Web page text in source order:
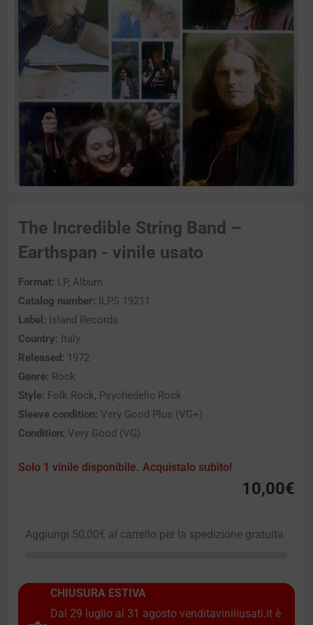
The Incredible String Band –
Earthspan - vinile usato
Format: LP, Album
Catalog number: ILPS 19211
Label: Island Records
Country: Italy
Released: 1972
Genre: Rock
Style: Folk Rock, Psychedelic Rock
Sleeve condition: Very Good Plus (VG+)
Condition: Very Good (VG)
Solo 1 vinile disponibile. Acquistalo subito!
10,00€
Aggiungi 50,00€ al carrello per la spedizione gratuita
CHIUSURA ESTIVA
Dal 29 luglio al 31 agosto venditaviniliusati.it è